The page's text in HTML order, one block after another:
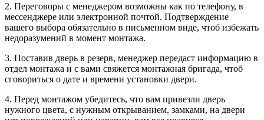
2. Переговоры с менеджером возможны как по телефону, в
мессенджере или электронной почтой. Подтверждение
вашего выбора обязательно в письменном виде, чтоб избежать
недоразумений в момент монтажа.
3. Поставив дверь в резерв, менеджер передаст информацию в
отдел монтажа и с вами свяжется монтажная бригада, чтоб
сговориться о дате и времени установки двери.
4. Перед монтажом убедитесь, что вам привезли дверь
нужного цвета, с нужным открыванием, замками, на двери